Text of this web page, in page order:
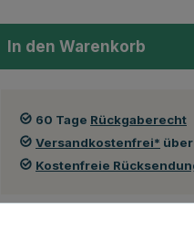
In den Warenkorb
60 Tage Rückgaberecht
Versandkostenfrei* über
Kostenfreie